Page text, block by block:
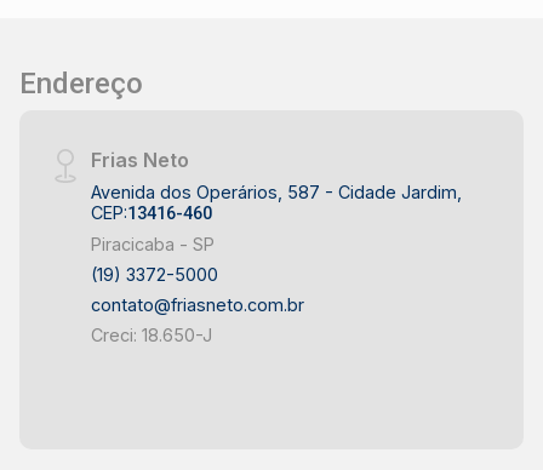
Endereço
Frias Neto
Avenida dos Operários, 587 - Cidade Jardim,
CEP:13416-460
Piracicaba - SP
(19) 3372-5000
contato@friasneto.com.br
Creci: 18.650-J